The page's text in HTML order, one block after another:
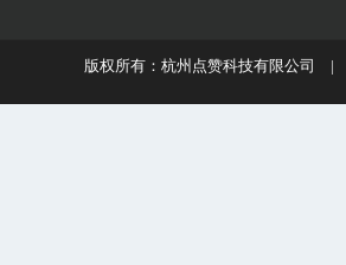
版权所有：杭州点赞科技有限公司